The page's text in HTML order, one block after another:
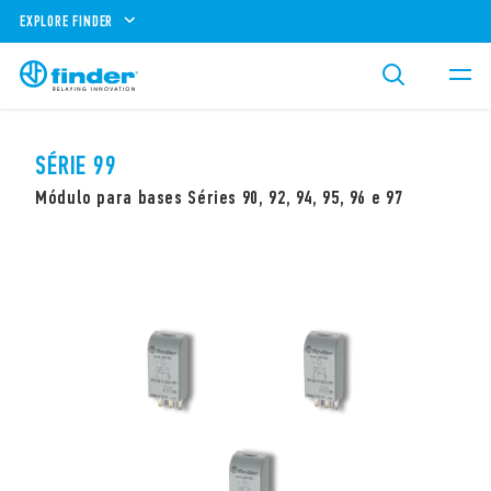
EXPLORE FINDER
SÉRIE 99
Módulo para bases Séries 90, 92, 94, 95, 96 e 97